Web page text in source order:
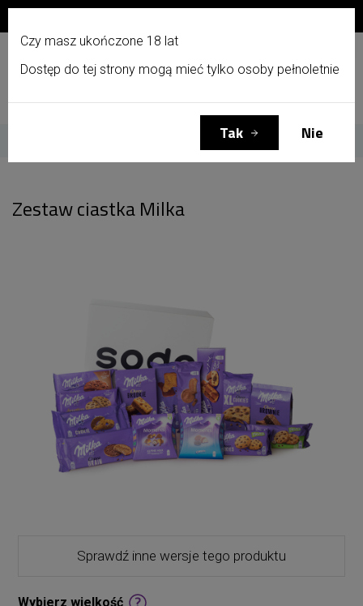
Menu Zaloguj się Koszyk (0)
Zestaw ciastka Milka
Sprawdź inne wersje tego produktu
Wybierz wielkość
Czy masz ukończone 18 lat
Dostęp do tej strony mogą mieć tylko osoby pełnoletnie
Tak Nie